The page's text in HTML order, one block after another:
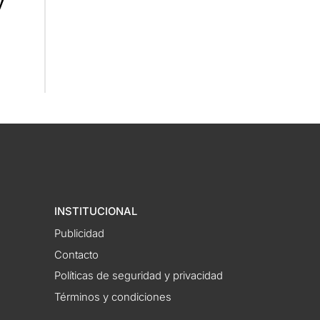
INSTITUCIONAL
Publicidad
Contacto
Políticas de seguridad y privacidad
Términos y condiciones